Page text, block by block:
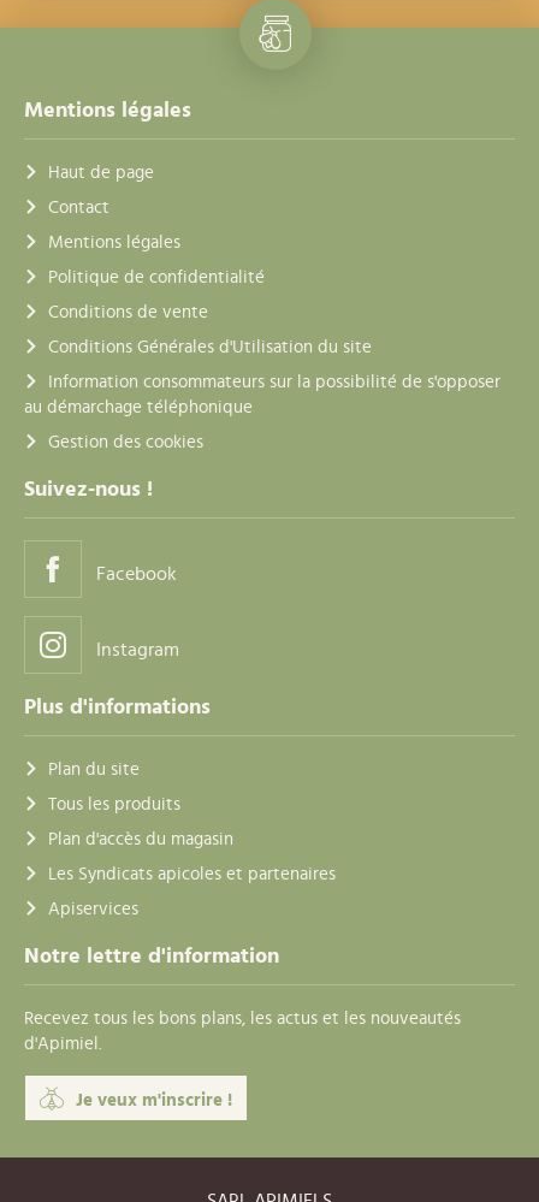
Mentions légales
Haut de page
Contact
Mentions légales
Politique de confidentialité
Conditions de vente
Conditions Générales d'Utilisation du site
Information consommateurs sur la possibilité de s'opposer
au démarchage téléphonique
Gestion des cookies
Suivez-nous !
Facebook
Instagram
Plus d'informations
Plan du site
Tous les produits
Plan d'accès du magasin
Les Syndicats apicoles et partenaires
Apiservices
Notre lettre d'information
Recevez tous les bons plans, les actus et les nouveautés
d'Apimiel.
Je veux m'inscrire !